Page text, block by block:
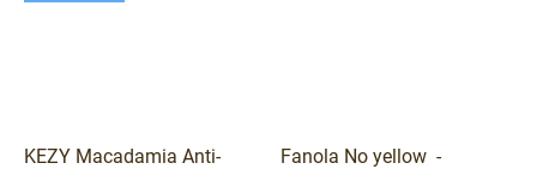
KEZY Macadamia Anti-
Fanola No yellow -